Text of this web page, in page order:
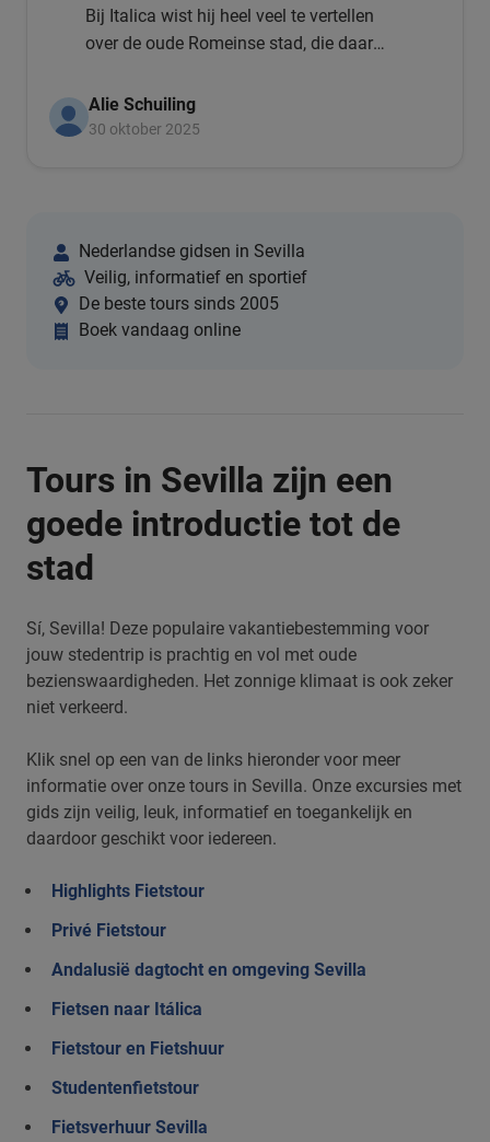
Bij Italica wist hij heel veel te vertellen
over de oude Romeinse stad, die daar
we zouden een volgende keer weer
meegaan!
Alie Schuiling
30 oktober 2025
Nederlandse gidsen in Sevilla
Veilig, informatief en sportief
De beste tours sinds 2005
Boek vandaag online
Tours in Sevilla zijn een
goede introductie tot de
stad
Sí, Sevilla! Deze populaire vakantiebestemming voor
jouw stedentrip is prachtig en vol met oude
bezienswaardigheden. Het zonnige klimaat is ook zeker
niet verkeerd.
Klik snel op een van de links hieronder voor meer
informatie over onze tours in Sevilla. Onze excursies met
gids zijn veilig, leuk, informatief en toegankelijk en
daardoor geschikt voor iedereen.
Highlights Fietstour
Privé Fietstour
Andalusië dagtocht en omgeving Sevilla
Fietsen naar Itálica
Fietstour en Fietshuur
Studentenfietstour
Fietsverhuur Sevilla